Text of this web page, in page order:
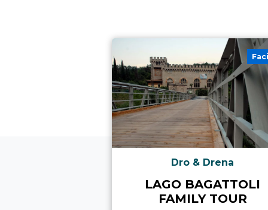
Dro & Drena
LAGO BAGATTOLI
FAMILY TOUR